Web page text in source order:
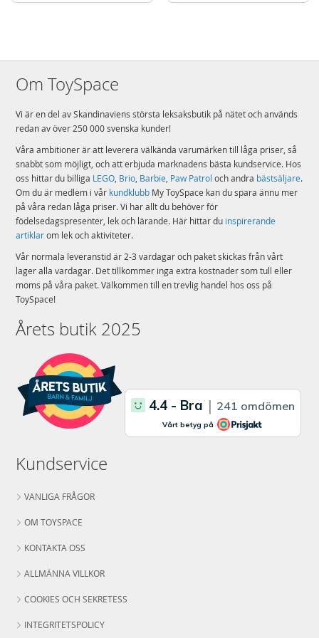
information
Modell
Varumärke LEGO
Om ToySpace
Vi är en del av Skandinaviens största leksaksbutik på nätet och används
redan av över 250 000 svenska kunder!
Våra ambitioner är att leverera välkända varumärken till låga priser, så
snabbt som möjligt, och att erbjuda marknadens bästa kundservice. Hos
oss hittar du billiga LEGO, Brio, Barbie, Paw Patrol och andra bästsäljare.
Om du är medlem i vår kundklubb My ToySpace kan du spara ännu mer
på våra redan låga priser. Vi har allt du behöver för
födelsedagspresenter, lek och lärande. Här hittar du inspirerande
artiklarom lek och aktiviteter.
Vår normala leveranstid är 2-3 vardagar och paket skickas från vårt
lager alla vardagar. Det tillkommer inga extra kostnader som tull eller
moms på våra paket. Välkommen till en trevlig handel hos oss på
ToySpace!
Årets butik 2025
Kundservice
VANLIGA FRÅGOR
OM TOYSPACE
KONTAKTA OSS
ALLMÄNNA VILLKOR
COOKIES OCH SEKRETESS
INTEGRITETSPOLICY